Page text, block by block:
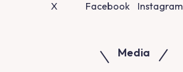
X Facebook Instagram
Media